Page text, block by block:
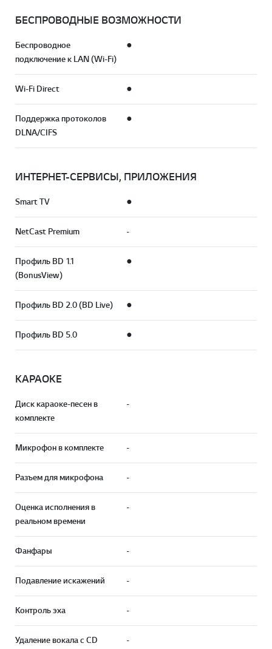
БЕСПРОВОДНЫЕ ВОЗМОЖНОСТИ
Беспроводное
подключение к LAN (Wi-Fi)
●
Wi-Fi Direct ●
Поддержка протоколов
DLNA/CIFS
●
ИНТЕРНЕТ-СЕРВИСЫ, ПРИЛОЖЕНИЯ
Smart TV ●
NetCast Premium -
Профиль BD 1.1
(BonusView)
●
Профиль BD 2.0 (BD Live) ●
Профиль BD 5.0 ●
КАРАОКЕ
Диск караоке-песен в
комплекте
-
Микрофон в комплекте -
Разъем для микрофона -
Оценка исполнения в
реальном времени
-
Фанфары -
Подавление искажений -
Контроль эха -
Удаление вокала с CD -